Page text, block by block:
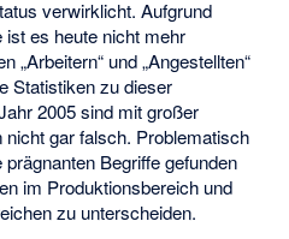
verwirklicht. Aufgrund
es heute nicht mehr
„Arbeitern“ und „Angestellten“
Statistiken zu dieser
2005 sind mit großer
gar falsch. Problematisch
Begriffe gefunden
im Produktionsbereich und
zu unterscheiden.